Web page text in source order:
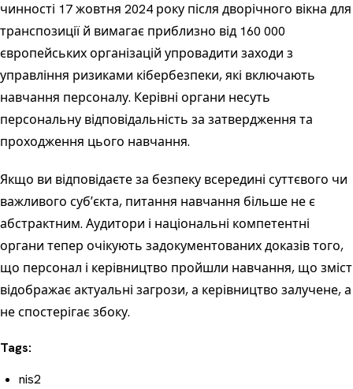
чинності 17 жовтня 2024 року після дворічного вікна для
транспозиції й вимагає приблизно від 160 000
європейських організацій упровадити заходи з
управління ризиками кібербезпеки, які включають
навчання персоналу. Керівні органи несуть
персональну відповідальність за затвердження та
проходження цього навчання.
Якщо ви відповідаєте за безпеку всередині суттєвого чи
важливого субʼєкта, питання навчання більше не є
абстрактним. Аудитори і національні компетентні
органи тепер очікують задокументованих доказів того,
що персонал і керівництво пройшли навчання, що зміст
відображає актуальні загрози, а керівництво залучене, а
не спостерігає збоку.
Tags:
nis2